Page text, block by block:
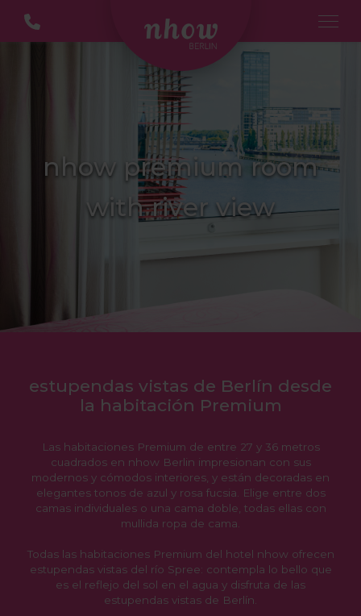
nhow premium room
with river view
estupendas vistas de Berlín desde
la habitación Premium
Las habitaciones Premium de entre 27 y 36 metros
cuadrados en nhow Berlin impresionan con sus
modernos y cómodos interiores, y están decoradas en
elegantes tonos de azul y rosa fucsia. Elige entre dos
camas individuales o una cama doble, todas ellas con
mullida ropa de cama.
Todas las habitaciones Premium del hotel nhow ofrecen
estupendas vistas del río Spree: contempla lo bello que
es el reflejo del sol en el agua y disfruta de las
estupendas vistas de Berlín.